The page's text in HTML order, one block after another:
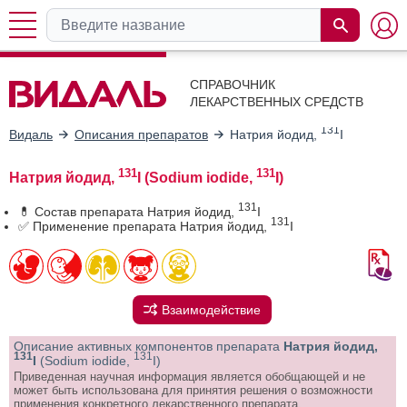
СПРАВОЧНИК
ЛЕКАРСТВЕННЫХ СРЕДСТВ
Видаль Описания препаратов Натрия йодид, 131 I
Натрия йодид, 131 I (Sodium iodide, 131 I)
💊 Состав препарата Натрия йодид, 131 I
✅ Применение препарата Натрия йодид,
131 I
Взаимодействие
Описание активных компонентов препарата Натрия йодид,
131I (Sodium iodide, 131 I)
Приведенная научная информация является обобщающей и не
может быть использована для принятия решения о возможности
применения конкретного лекарственного препарата.